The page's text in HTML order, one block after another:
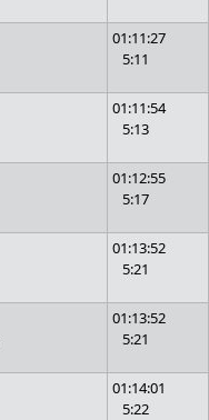
01:11:27
5:11
01:11:54
5:13
01:12:55
5:17
01:13:52
5:21
01:13:52
5:21
01:14:01
5:22